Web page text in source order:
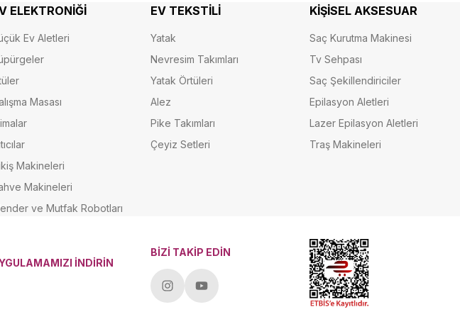
ELEKTRONİĞİ
Ev Aletleri
Masası
Makineleri
Makineleri
ve Mutfak Robotları
EV TEKSTİLİ
Yatak
Nevresim Takımları
Yatak Örtüleri
Alez
Pike Takımları
Çeyiz Setleri
KİŞİSEL AKSESUAR
Saç Kurutma Makinesi
Tv Sehpası
Saç Şekillendiriciler
Epilasyon Aletleri
Lazer Epilasyon Aletleri
Traş Makineleri
İNDİRİN
BİZİ TAKİP EDİN